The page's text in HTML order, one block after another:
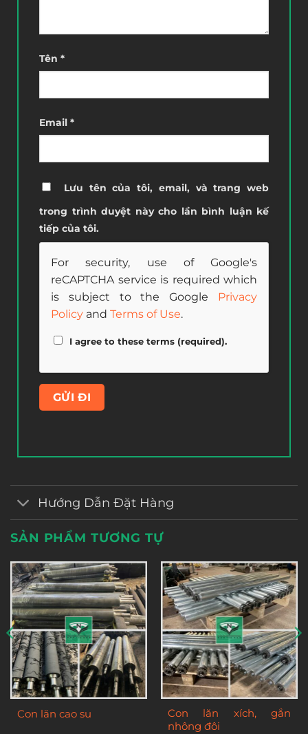
Tên *
Email *
Lưu tên của tôi, email, và trang web
trong trình duyệt này cho lần bình luận kế
tiếp của tôi.
For security, use of Google's
reCAPTCHA service is required which
is subject to the Google Privacy
Policy and Terms of Use.
I agree to these terms (required).
Hướng Dẫn Đặt Hàng
SẢN PHẨM TƯƠNG TỰ
Con lăn cao su
Con lăn xích, gắn
nhông đôi